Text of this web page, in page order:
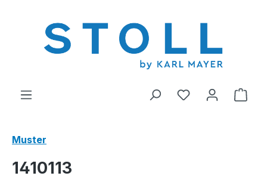
Du hast 0
Muster
1410113